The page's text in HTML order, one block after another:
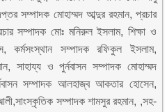
সম্পাদক মোহাম্মদ আব্দুর রহমান, প্রচার
সম্পাদক মোঃ মনিরুল ইসলাম, শিক্ষা ও
কর্মসংস্থান সম্পাদক রফিকুল ইসলাম,
সাহায্য ও পুর্নবাসন সম্পাদক মোহাম্মদ
সম্পাদক আলহাজ্ব আকতার হোসেন,
সম্পাদক শামসুর রহমান, ,সহ-